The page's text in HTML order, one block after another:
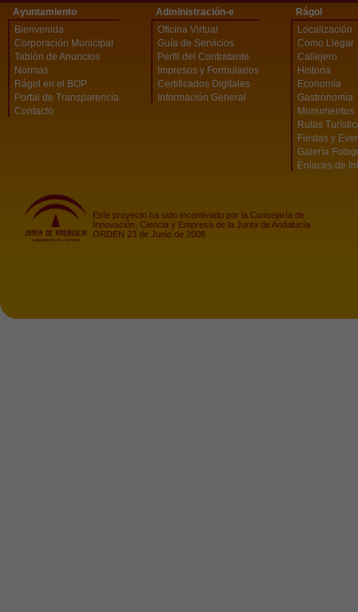
Ayuntamiento
Bienvenida
Corporación Municipal
Tablón de Anuncios
Normas
Rágol en el BOP
Portal de Transparencia
Contacto
Administración-e
Oficina Virtual
Guía de Servicios
Perfil del Contratante
Impresos y Formularios
Certificados Digitales
Información General
Rágol
Localización
Como Llegar
Callejero
Historia
Economía
Gastronomía
Monumentos
Rutas
Fiestas y
Galería
Enlaces de
Este proyecto ha sido incentivado por la Consejaría de
Innovación, Ciencia y Empresa de la Junta de Andalucía
ORDEN 23 de Junio de 2008